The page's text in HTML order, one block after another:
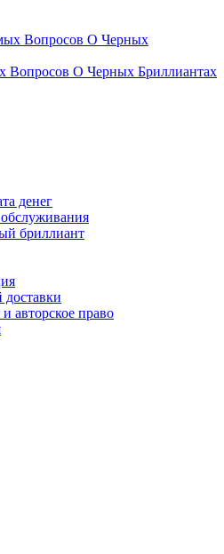
Вопросов О Черных Бриллиантах
денег
бриллиант
доставки
авторское право